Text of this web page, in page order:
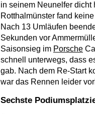
in seinem Neunelfer dicht
Rotthalmünster fand
Nach 13 Umläufen
Sekunden vor
Saisonsieg im Porsche
schnell unterwegs, dass
gab. Nach dem Re-Start
war das Rennen leider
Sechste